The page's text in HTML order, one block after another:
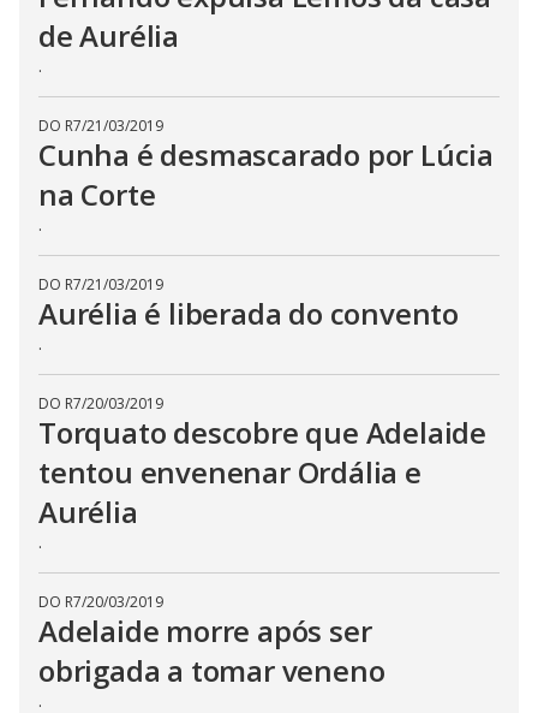
de Aurélia
.
DO R7/21/03/2019
Cunha é desmascarado por Lúcia
na Corte
.
DO R7/21/03/2019
Aurélia é liberada do convento
.
DO R7/20/03/2019
Torquato descobre que Adelaide
tentou envenenar Ordália e
Aurélia
.
DO R7/20/03/2019
Adelaide morre após ser
obrigada a tomar veneno
.